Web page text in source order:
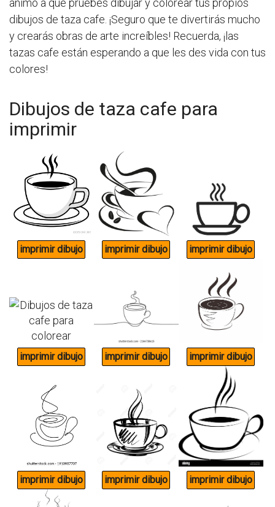
dibujos de taza cafe. ¡Seguro que te divertirás mucho
y crearás obras de arte increíbles! Recuerda, ¡las
tazas cafe están esperando a que les des vida con tus
colores!
Dibujos de taza cafe para
imprimir